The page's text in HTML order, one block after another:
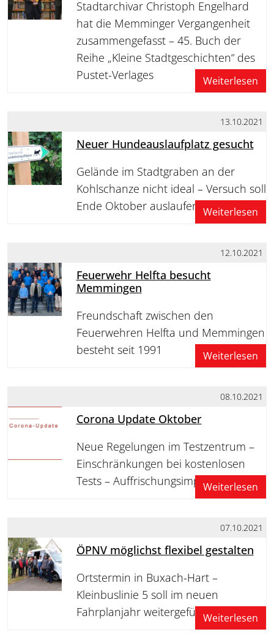
Stadtarchivar Christoph Engelhard
hat die Memminger Vergangenheit
zusammengefasst – 45. Buch der
Reihe „Kleine Stadtgeschichten“ des
Pustet-Verlages
Weiterlesen
13.10.2021
Neuer Hundeauslaufplatz gesucht
Gelände im Stadtgraben an der
Kohlschanze nicht ideal – Versuch soll
Ende Oktober auslaufen Weiterlesen
12.10.2021
Feuerwehr Helfta besucht
Memmingen
Freundschaft zwischen den
Feuerwehren Helfta und Memmingen
besteht seit 1991
Weiterlesen
08.10.2021
Corona Update Oktober
Neue Regelungen im Testzentrum –
Einschränkungen bei kostenlosen
Tests – Auffrischungsimpfungen
Weiterlesen
07.10.2021
ÖPNV möglichst flexibel gestalten
Ortstermin in Buxach-Hart –
Kleinbuslinie 5 soll im neuen
Fahrplanjahr weitergeführt werden
Weiterlesen